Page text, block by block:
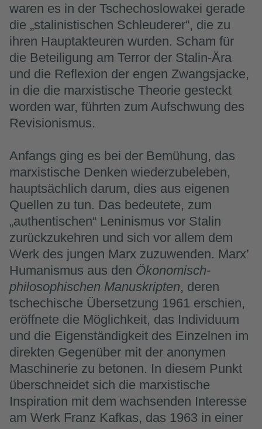
waren es in der Tschechoslowakei gerade
die „stalinistischen Schleuderer“, die zu
ihren Hauptakteuren wurden. Scham für
die Beteiligung am Terror der Stalin-Ära
und die Reflexion der engen Zwangsjacke,
in die die marxistische Theorie gesteckt
worden war, führten zum Aufschwung des
Revisionismus.
Anfangs ging es bei der Bemühung, das
marxistische Denken wiederzubeleben,
hauptsächlich darum, dies aus eigenen
Quellen zu tun. Das bedeutete, zum
„authentischen“ Leninismus vor Stalin
zurückzukehren und sich vor allem dem
Werk des jungen Marx zuzuwenden. Marx’
Humanismus aus den Ökonomisch-
philosophischen Manuskripten, deren
tschechische Übersetzung 1961 erschien,
eröffnete die Möglichkeit, das Individuum
und die Eigenständigkeit des Einzelnen im
direkten Gegenüber mit der anonymen
Maschinerie zu betonen. In diesem Punkt
überschneidet sich die marxistische
Inspiration mit dem wachsenden Interesse
am Werk Franz Kafkas, das 1963 in einer